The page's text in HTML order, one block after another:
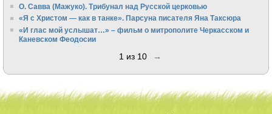
О. Савва (Мажуко). Трибунал над Русской церковью
«Я с Христом — как в танке». Парсуна писателя Яна Таксюра
«И глас мой услышат…» – фильм о митрополите Черкасском и
Каневском Феодосии
1 из 10 →